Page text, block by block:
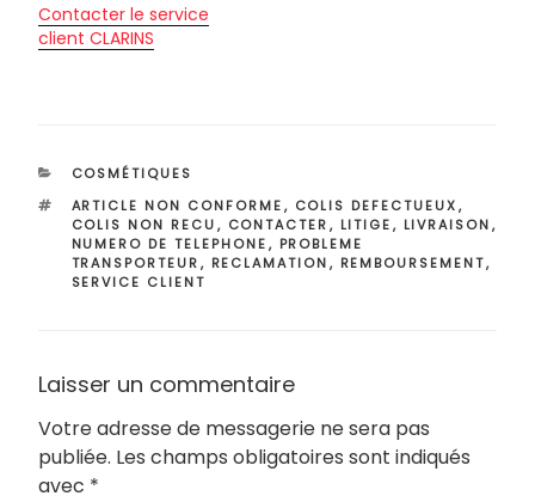
Contacter le service
client CLARINS
CATÉGORIES
COSMÉTIQUES
ÉTIQUETTES
ARTICLE NON CONFORME, COLIS DEFECTUEUX,
COLIS NON RECU, CONTACTER, LITIGE, LIVRAISON,
NUMERO DE TELEPHONE, PROBLEME
TRANSPORTEUR, RECLAMATION, REMBOURSEMENT,
SERVICE CLIENT
Laisser un commentaire
Votre adresse de messagerie ne sera pas
publiée. Les champs obligatoires sont indiqués
avec *